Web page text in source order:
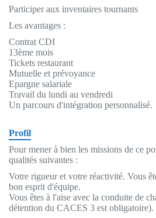
Participer aux inventaires tournants
Les avantages :
Contrat CDI
13ème mois
Tickets restaurant
Mutuelle et prévoyance
Epargne salariale
Travail du lundi au vendredi
Un parcours d'intégration personnalisé.
Profil
Pour mener à bien les missions de ce
qualités suivantes :
Votre rigueur et votre réactivité. Vous
bon esprit d'équipe.
Vous êtes à l'aise avec la conduite de
détention du CACES 3 est obligatoire).